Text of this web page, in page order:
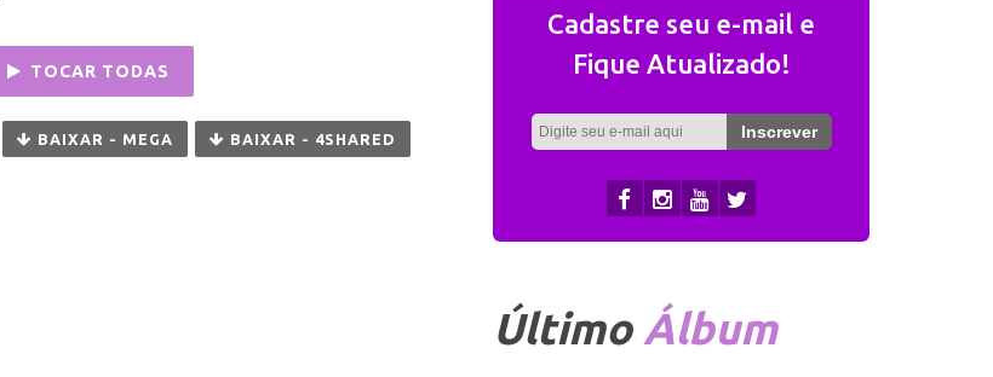
TOCAR TODAS
BAIXAR - MEGA BAIXAR - 4SHARED
Cadastre seu e-mail e
Fique Atualizado!
Último Álbum